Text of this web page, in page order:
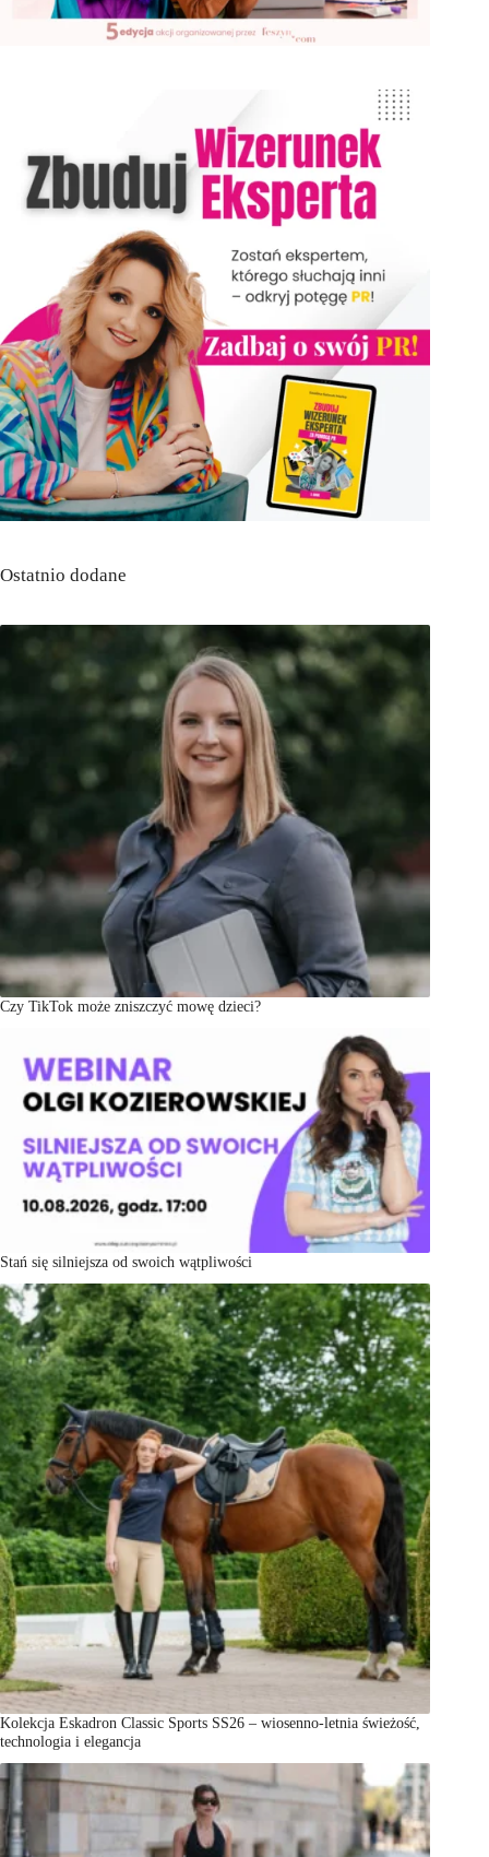
Ostatnio dodane
Czy TikTok może zniszczyć mowę dzieci?
Stań się silniejsza od swoich wątpliwości
Kolekcja Eskadron Classic Sports SS26 – wiosenno-letnia świeżość,
technologia i elegancja